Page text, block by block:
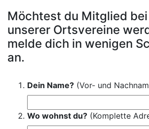
Möchtest du Mitglied
unserer Ortsvereine
melde dich in wenigen
an.
Dein Name? (Vor- und
Wo wohnst du? (Komplette